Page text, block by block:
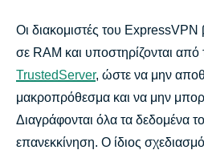
Οι διακομιστές του ExpressVPN
σε RAM και υποστηρίζονται από
TrustedServer, ώστε να μην
μακροπρόθεσμα και να μην
Διαγράφονται όλα τα δεδομένα
επανεκκίνηση. Ο ίδιος